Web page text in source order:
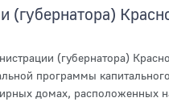
(губернатора)
программы
домах, расположенных